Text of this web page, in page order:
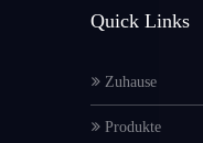
Quick Links
Zuhause
Produkte